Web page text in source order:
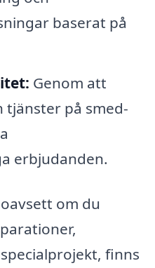
baserat på
Genom att
tjänster på smed-
erbjudanden.
om du
finns